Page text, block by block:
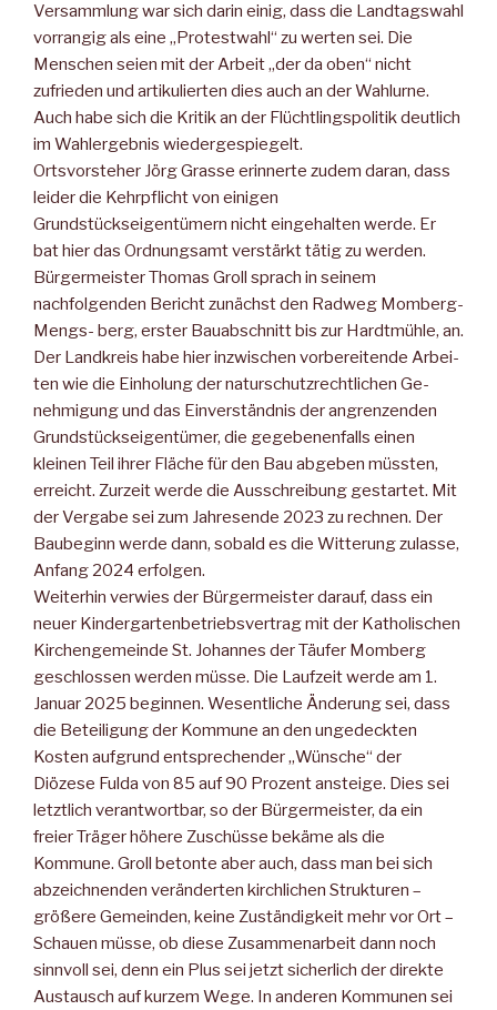
Versammlung war sich darin einig, dass die Landtagswahl
vorrangig als eine „Protestwahl“ zu werten sei. Die
Menschen seien mit der Arbeit „der da oben“ nicht
zufrieden und artikulierten dies auch an der Wahlurne.
Auch habe sich die Kritik an der Flüchtlingspolitik deutlich
im Wahlergebnis wieder­gespiegelt.
Ortsvorsteher Jörg Grasse erinnerte zudem daran, dass
leider die Kehrpflicht von einigen
Grundstückseigentümern nicht eingehal­ten werde. Er
bat hier das Ordnungsamt verstärkt tätig zu werden.
Bürgermeister Thomas Groll sprach in seinem
nachfolgen­den Bericht zunächst den Radweg Momberg-
Mengs- berg, erster Bauabschnitt bis zur Hardtmühle, an.
Der Landkreis habe hier inzwi­schen vorbereitende Arbei­
ten wie die Einholung der naturschutzrechtlichen Ge­
nehmigung und das Einver­ständnis der angrenzenden
Grundstückseigentümer, die gegebenenfalls einen
kleinen Teil ihrer Fläche für den Bau abgeben müssten,
erreicht. Zurzeit werde die Ausschrei­bung gestartet. Mit
der Vergabe sei zum Jahresende 2023 zu rech­nen. Der
Baubeginn werde dann, sobald es die Witterung zulasse,
Anfang 2024 erfolgen.
Weiterhin verwies der Bürgermeister darauf, dass ein
neuer Kin­dergartenbetriebsvertrag mit der Katholischen
Kirchengemeinde St. Johannes der Täufer Momberg
geschlossen werden müsse. Die Laufzeit werde am 1.
Januar 2025 beginnen. Wesentliche Ände­rung sei, dass
die Beteiligung der Kommune an den ungedeckten
Kosten aufgrund entsprechender „Wünsche“ der
Diözese Fulda von 85 auf 90 Prozent ansteige. Dies sei
letztlich verantwortbar, so der Bürgermeister, da ein
freier Träger höhere Zuschüsse be­käme als die
Kommune. Groll betonte aber auch, dass man bei sich
abzeichnenden veränderten kirchlichen Strukturen –
größere Gemeinden, keine Zuständigkeit mehr vor Ort –
Schauen müsse, ob diese Zusammenarbeit dann noch
sinnvoll sei, denn ein Plus sei jetzt sicherlich der direkte
Austausch auf kurzem Wege. In ande­ren Kommunen sei